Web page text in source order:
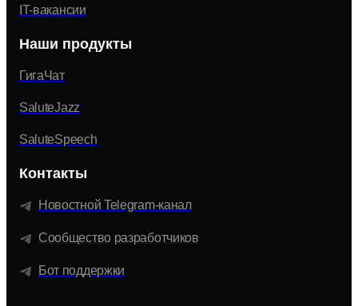
IT-вакансии
Наши продукты
ГигаЧат
SaluteJazz
SaluteSpeech
Контакты
Новостной Telegram-канал
Сообщество разработчиков
Бот поддержки